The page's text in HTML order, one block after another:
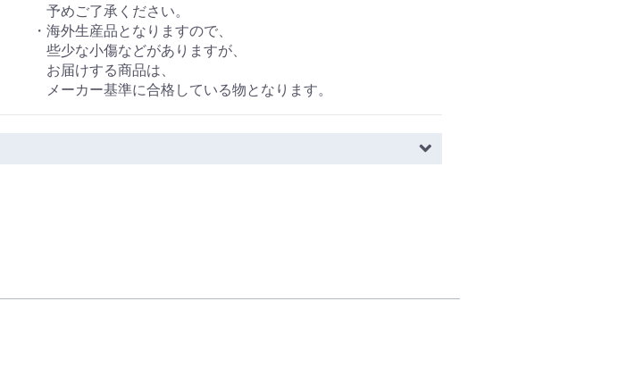
予めご了承ください。
・海外生産品となりますので、
些少な小傷などがありますが、
お届けする商品は、
メーカー基準に合格している物となります。